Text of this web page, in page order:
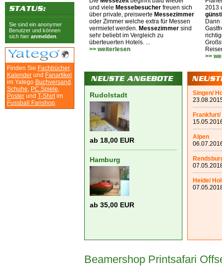
Sie sind ein anonymer
Benutzer und können
sich hier anmelden
Finden Sie Fachbücher,
Kalender und Fanartikel
im Yatego Buchversand .
Schuhe, PC Spiele,
Poster und T-Shirtim
Fussball Fanshop.
und viele Messebesucher freuen sich
über private, preiswerte Messezimmer
oder Zimmer welche extra für Messen
vermietet werden. Messezimmer sind
sehr beliebt im Vergleich zu
überteuerten Hotels. ...
>> weiterlesen
2013
Dann
>>
Rudolstadt
ab 18,00 EUR
Hamburg
ab 35,00 EUR
Singen/
Frankfurt/
Alpen
Heide/
Beamershop Printsafari